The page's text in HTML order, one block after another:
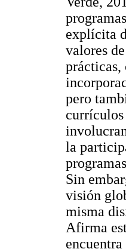
explícita
valores
prácticas,
pero
la
Sin
visión
misma
Afirma